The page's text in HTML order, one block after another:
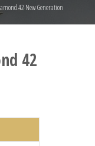
42 New Generation
42